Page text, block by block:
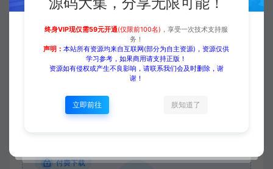
付费下载
终身VIP现仅需59元开通(仅限前100名) ，享受一次技术支持服
务！
声明：本站所有资源均来自互联网(部分为自主资源)，资源仅供
学习参考，如果商用请支持正版！
资源如有侵权或产生不良影响，请联系我们会及时删除，谢
谢！
立即前往 朕知道了